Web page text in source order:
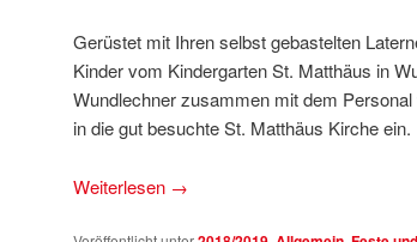
Gerüstet mit Ihren selbst gebastelten
Kinder vom Kindergarten St. Matthäus in
Wundlechner zusammen mit dem
in die gut besuchte St. Matthäus Kirche ein.
Weiterlesen →